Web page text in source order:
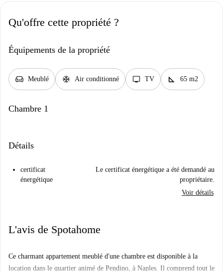
Qu'offre cette propriété ?
Équipements de la propriété
chair Meublé ac_unit Air conditionné tv TV square_foot 65 m2
Chambre 1
Détails
certificat
énergétique
Le certificat énergétique a été demandé au
propriétaire.
Voir détails
L'avis de Spotahome
Ce charmant appartement meublé d'une chambre est disponible à la
location dans le quartier animé de Pendino, à Naples. Il comprend tout le